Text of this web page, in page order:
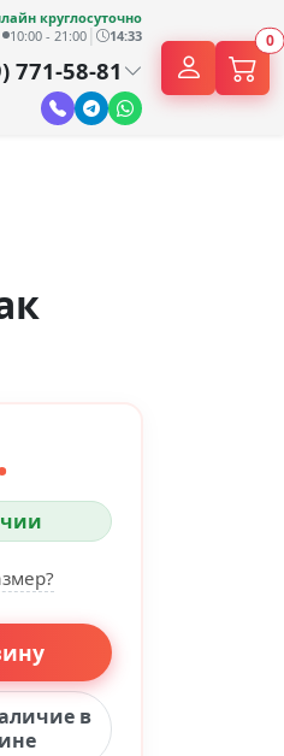
круглосуточно
10:00 - 21:00 | 14:33
771-58-81
0
в